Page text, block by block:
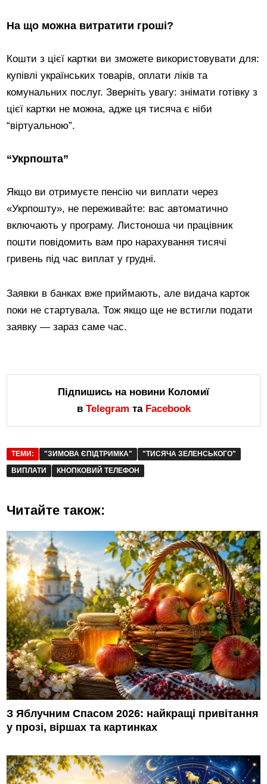
На що можна витратити гроші?
Кошти з цієї картки ви зможете використовувати для:
купівлі українських товарів, оплати ліків та
комунальних послуг. Зверніть увагу: знімати готівку з
цієї картки не можна, адже ця тисяча є ніби
“віртуальною”.
“Укрпошта”
Якщо ви отримуєте пенсію чи виплати через
«Укрпошту», не переживайте: вас автоматично
включають у програму. Листоноша чи працівник
пошти повідомить вам про нарахування тисячі
гривень під час виплат у грудні.
Заявки в банках вже приймають, але видача карток
поки не стартувала. Тож якщо ще не встигли подати
заявку — зараз саме час.
Підпишись на новини Коломиї
в Telegram та Facebook
ТЕМИ: "ЗИМОВА ЄПІДТРИМКА"
"ТИСЯЧА ЗЕЛЕНСЬКОГО"
ВИПЛАТИ
КНОПКОВИЙ ТЕЛЕФОН
Читайте також:
З Яблучним Спасом 2026: найкращі привітання
у прозі, віршах та картинках